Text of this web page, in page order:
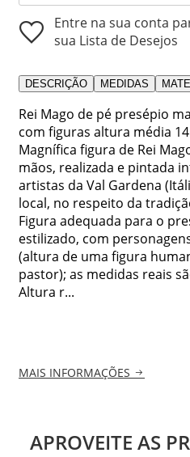
Entre na sua conta
sua Lista de Desejos
DESCRIÇÃO MEDIDAS
Rei Mago de pé presépio
com figuras altura média
Magnífica figura de Rei
mãos, realizada e pintada
artistas da Val Gardena
local, no respeito da
Figura adequada para o
estilizado, com
(altura de uma figura
pastor); as medidas reais
Altura r...
MAIS INFORMAÇÕES
APROVEITE AS